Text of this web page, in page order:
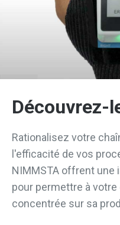
Découvrez-
Rationalisez votre
l'efficacité de vos
NIMMSTA offrent une
pour permettre à
concentrée sur sa